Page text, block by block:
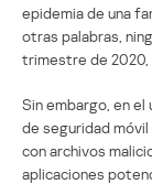
epidemia de una
otras palabras,
trimestre de 2020,
Sin embargo, en
de seguridad
con archivos
aplicaciones